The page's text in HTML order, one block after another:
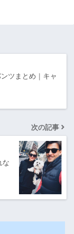
ツまとめ｜キャ
次の記事
な